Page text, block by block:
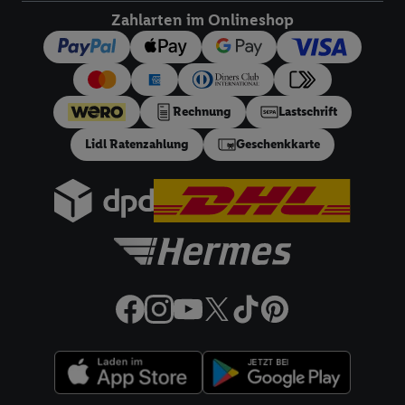
Versandkostenfrei-Coupons über die App nutzen.
Ratenzahlung:Vorbehaltlich Bonitätsprüfung. Laufzeiten
von 3, 6, 9, 12, 18 oder 24 Monaten. Ab 60 € und bis zu 5000
€ Bestellwert mit monatlicher Mindestrate von 10 €. Es gilt
ein effektiver Jahreszins von 10.99% p.a, entspricht einem
festen Sollzinssatz von 10,48% p.a. Repräsentatives Beispiel
gem. §17 (4) PAngV: Nettodarlehensbetrag 200 €,
Gesamtbetrag 212.10 €, 12 monatliche Raten à 17.68 €, eff.
Digital Deutschland GmbH & Co. KG, Bonfelder Straße 2,
74206 Bad Wimpfen.
Lidl Plus Versandkostenfrei-Coupon:
Versandkostenfrei-Coupon gilt nur für Lidl Plus Nutzer bei
den in der Lidl Plus App vorgegebenen
Mindestbestellwert auf die im Warenkorb befindlichen Artikel
Mindestbestellwert angegeben ist, beträgt der
Mindestbestellwert 79 €. Sollte der jeweils geltende
Mindestbestellwert nachträglich in Folge einer Teilretoure
Zahlarten im Onlineshop
Rechnung Lastschrift
Lidl Ratenzahlung Geschenkkarte